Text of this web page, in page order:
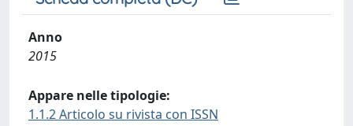
Anno
2015
Appare nelle tipologie:
1.1.2 Articolo su rivista con ISSN